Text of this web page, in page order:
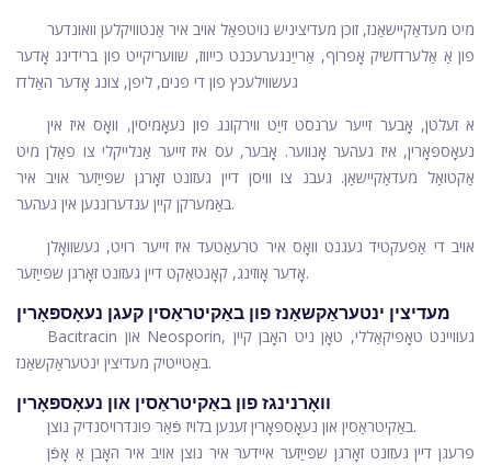
מיט מעדאַקיישאַנז, זוכן מעדיציניש נויטפאַל אויב איר אַנטוויקלען וואונדער
פון אַ אַלערדזשיק אָפּרוף, אַרייַנגערעכנט כייווז, שוועריקייט פון ברידינג אָדער
געשווילעכץ פון די פּנים, ליפן, צונג אָדער האַלדז
א זעלטן, אָבער זייער ערנסט זייַט ווירקונג פון נעאָמיסין, וואָס איז אין
נעאָספּאָרין, איז געהער אָנווער. אָבער, עס איז זייער אַנלייקלי צו פאַלן מיט
אַקטואַל מעדאַקיישאַן. געבנ צו וויסן דיין געזונט זאָרגן שפּייַזער אויב איר
באַמערקן קיין ענדערונגען אין געהער.
אויב די אַפעקטיד געגנט וואָס איר טרעאַטעד איז זייער רויט, געשוואָלן
אָדער אָוזינג, קאָנטאַקט דיין געזונט זאָרגן שפּייַזער.
מעדיצין ינטעראַקשאַנז פון באַקיטראַסין קעגן נעאָספּאָרין
Bacitracin און Neosporin, געוויינט טאָפּיקאַללי, טאָן ניט האָבן קיין
באַטייטיק מעדיצין ינטעראַקשאַנז.
וואָרנינגז פון באַקיטראַסין און נעאָספּאָרין
באַקיטראַסין און נעאָספּאָרין זענען בלויז פֿאַר פונדרויסנדיק נוצן.
פרעגן דיין געזונט זאָרגן שפּייַזער איידער איר נוצן אויב איר האָבן אַ אָפֿן